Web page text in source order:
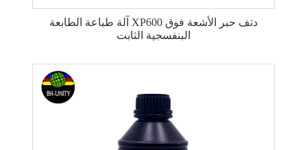
آلة طباعة الطابعة XP600 دتف حبر الأشعة فوق
البنفسجية الثابت